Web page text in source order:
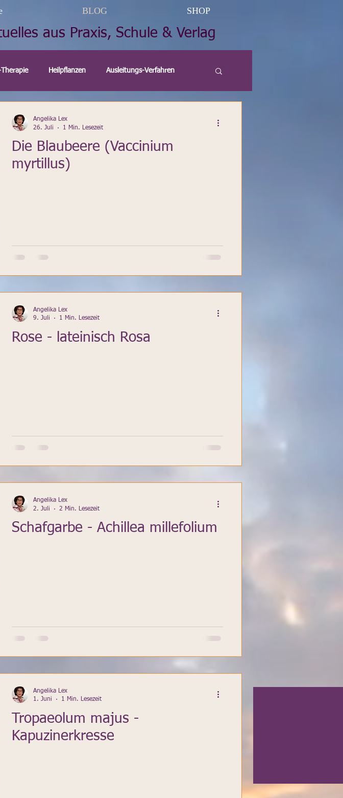
BLOG SHOP
aus Praxis, Schule & Verlag
Heilpflanzen Ausleitungs-Verfahren
Naturheilverfahren Gewürze Küchenkräuter
Die Blaubeere (Vaccinium
myrtillus)
Angelika Lex
26. Juli
1 Min. Lesezeit
Rose - lateinisch Rosa
Angelika Lex
9. Juli
1 Min. Lesezeit
Schafgarbe - Achillea millefolium
Angelika Lex
2. Juli
2 Min. Lesezeit
Tropaeolum majus -
Kapuzinerkresse
Angelika Lex
1. Juni
1 Min. Lesezeit